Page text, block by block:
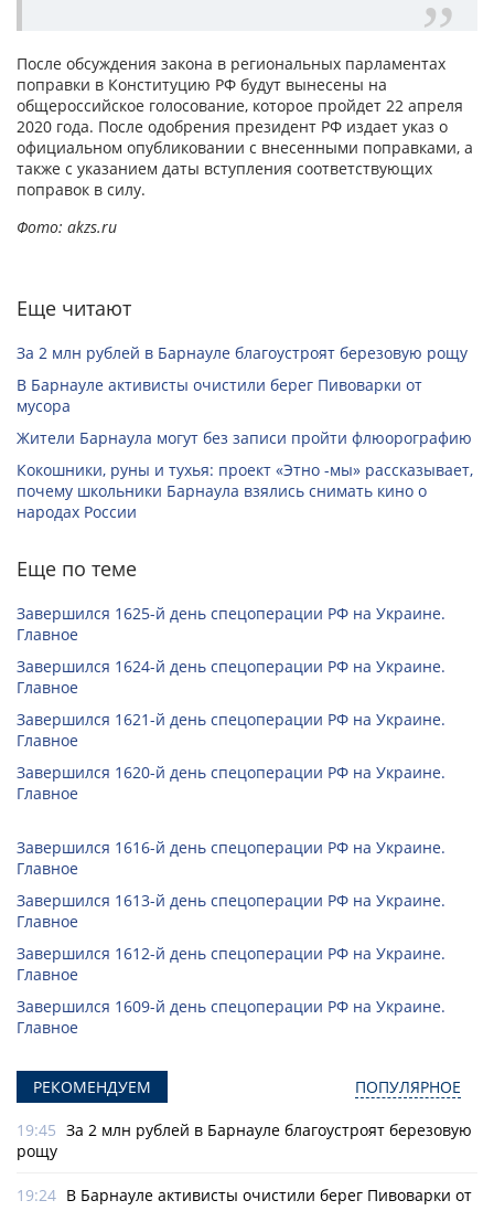
После обсуждения закона в региональных парламентах
поправки в Конституцию РФ будут вынесены на
общероссийское голосование, которое пройдет 22 апреля
2020 года. После одобрения президент РФ издает указ о
официальном опубликовании с внесенными поправками, а
также с указанием даты вступления соответствующих
поправок в силу.
Фото: akzs.ru
Еще читают
За 2 млн рублей в Барнауле благоустроят березовую рощу
В Барнауле активисты очистили берег Пивоварки от
мусора
Жители Барнаула могут без записи пройти флюорографию
Кокошники, руны и тухья: проект «Этно -мы» рассказывает,
почему школьники Барнаула взялись снимать кино о
народах России
Еще по теме
Завершился 1625-й день спецоперации РФ на Украине.
Главное
Завершился 1624-й день спецоперации РФ на Украине.
Главное
Завершился 1621-й день спецоперации РФ на Украине.
Главное
Завершился 1620-й день спецоперации РФ на Украине.
Главное
Завершился 1616-й день спецоперации РФ на Украине.
Главное
Завершился 1613-й день спецоперации РФ на Украине.
Главное
Завершился 1612-й день спецоперации РФ на Украине.
Главное
Завершился 1609-й день спецоперации РФ на Украине.
Главное
РЕКОМЕНДУЕМ ПОПУЛЯРНОЕ
19:45 За 2 млн рублей в Барнауле благоустроят березовую
рощу
19:24 В Барнауле активисты очистили берег Пивоварки от